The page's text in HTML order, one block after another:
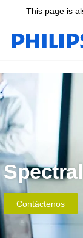
This page is
Contáctenos